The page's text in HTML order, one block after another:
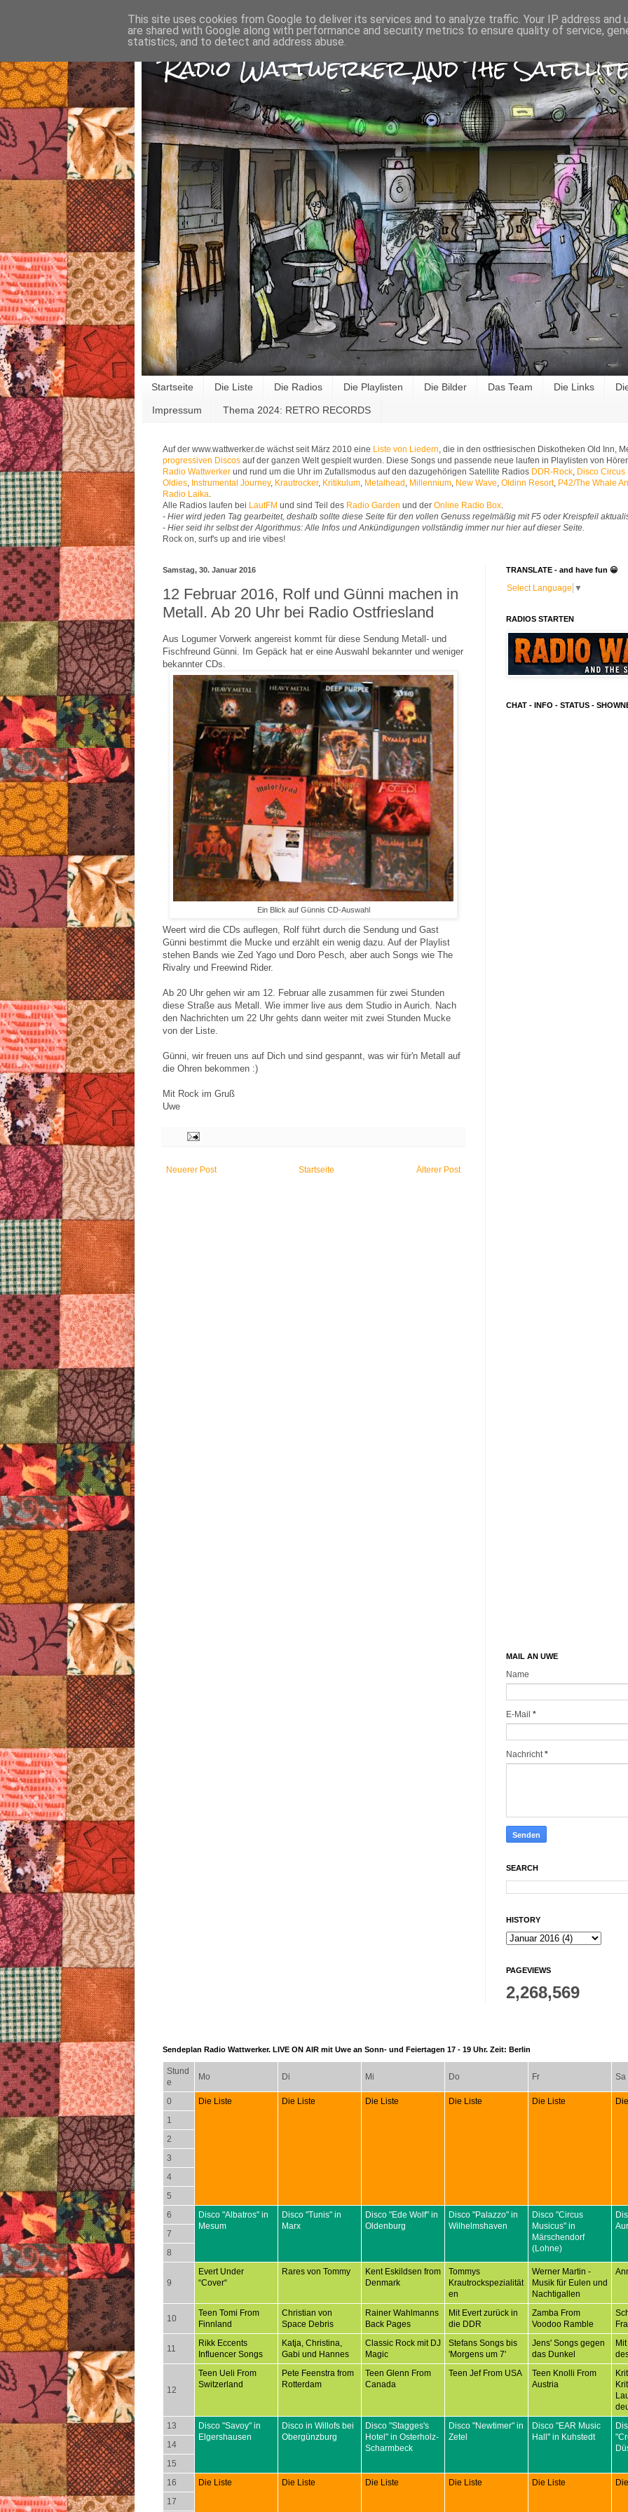
Radio Wattwerker And The
Startseite Die Liste Die Radios Die Playlisten Die Bilder Das Team Die Links
Impressum Thema 2024: RETRO RECORDS
Auf der www.wattwerker.de wächst seit März 2010 eine Liste von Liedern , die in den ostfriesischen Diskotheken Old Inn,
progressiven Discos auf der ganzen Welt gespielt wurden. Diese Songs und passende neue laufen in Playlisten von
Radio Wattwerker und rund um die Uhr im Zufallsmodus auf den dazugehörigen Satellite Radios DDR-Rock Disco Circus
Oldies Instrumental Journey, Krautrocker, Kritikulum Metalhead Millennium New Wave Oldinn Resort, P42/The Whale
Radio Laika
Alle Radios laufen bei LautFM und sind Teil des Radio Garden und der Online Radio Box
- Hier wird jeden Tag gearbeitet, deshalb sollte diese Seite für den vollen Genuss regelmäßig mit F5 oder Kreispfeil
- Hier seid ihr selbst der Algorithmus: Alle Infos und Ankündigungen vollständig immer nur hier auf dieser Seite.
Rock on, surf's up and irie vibes!
Samstag, 30. Januar 2016
12 Februar 2016, Rolf und Günni machen in
Metall. Ab 20 Uhr bei Radio Ostfriesland
Aus Logumer Vorwerk angereist kommt für diese Sendung Metall- und
Fischfreund Günni. Im Gepäck hat er eine Auswahl bekannter und weniger
bekannter CDs.
Ein Blick auf Günnis CD-Auswahl
Weert wird die CDs auflegen, Rolf führt durch die Sendung und Gast
Günni bestimmt die Mucke und erzählt ein wenig dazu. Auf der Playlist
stehen Bands wie Zed Yago und Doro Pesch, aber auch Songs wie The
Rivalry und Freewind Rider.
Ab 20 Uhr gehen wir am 12. Februar alle zusammen für zwei Stunden
diese Straße aus Metall. Wie immer live aus dem Studio in Aurich. Nach
den Nachrichten um 22 Uhr gehts dann weiter mit zwei Stunden Mucke
von der Liste.
Günni, wir freuen uns auf Dich und sind gespannt, was wir für'n Metall auf
die Ohren bekommen :)
Mit Rock im Gruß
Uwe
Neuerer Post Älterer Post
Startseite
TRANSLATE - and have fun 😀
Select Language ▼
RADIOS STARTEN
CHAT - INFO - STATUS -
MAIL AN UWE
Name
E-Mail *
Nachricht*
SEARCH
HISTORY
PAGEVIEWS
2,268,569
Sendeplan Radio Wattwerker. LIVE ON AIR mit Uwe an Sonn- und Feiertagen 17 - 19 Uhr. Zeit: Berlin
Stund
e
Mo Di Mi Do Fr Sa
0 Die Liste Die Liste Die Liste Die Liste Die Liste
1
2
3
4
5
6
Disco "Albatros" in
Mesum
Disco "Tunis" in
Marx
Disco "Ede Wolf" in
Oldenburg
Disco "Palazzo" in
Wilhelmshaven
Disco "Circus
Musicus" in
Märschendorf
(Lohne)
7
8
9
Evert Under
“Cover“
Rares von Tommy
Kent Eskildsen from
Denmark
Tommys
Krautrockspezialität
en
Werner Martin -
Musik für Eulen und
Nachtigallen
10
Teen Tomi From
Finnland
Christian von
Space Debris
Rainer Wahlmanns
Back Pages
Mit Evert zurück in
die DDR
Zamba From
Voodoo Ramble
11
Rikk Eccents
Influencer Songs
Katja, Christina,
Gabi und Hannes
Classic Rock mit DJ
Magic
Stefans Songs bis
'Morgens um 7'
Jens' Songs gegen
das Dunkel
12
Teen Ueli From
Switzerland
Pete Feenstra from
Rotterdam
Teen Glenn From
Canada
Teen Jef From USA
Teen Knolli From
Austria
13
Disco "Savoy" in
Elgershausen
Disco in Willofs bei
Obergünzburg
Disco "Stagges's
Hotel" in Osterholz-
Scharmbeck
Disco "Newtimer" in
Zetel
Disco "EAR Music
Hall" in Kuhstedt
14
15
16
Die Liste Die Liste Die Liste Die Liste Die Liste
17
This site uses cookies from Google to deliver its services and to analyze traffic. Your IP address and
are shared with Google along with performance and security metrics to ensure quality of service,
statistics, and to detect and address abuse.